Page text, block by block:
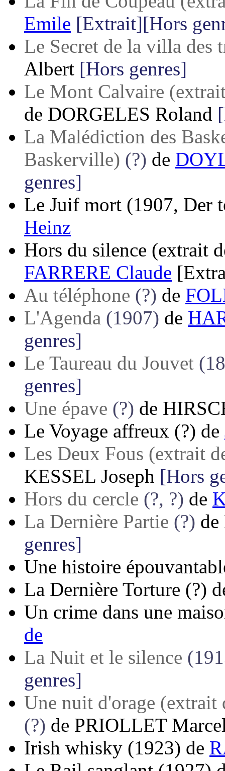
Emile [Extrait][Hors
Le Secret de la villa des
Albert [Hors genres]
Le Mont Calvaire
de DORGELES Roland
La Malédiction des
Baskerville) (?) de
genres]
Le Juif mort (1907, Der
Heinz
Hors du silence (extrait
FARRERE Claude
Au téléphone (?) de
L'Agenda (1907) de
genres]
Le Taureau du Jouvet
genres]
Une épave (?) de
Le Voyage affreux (?) de
Les Deux Fous (extrait
KESSEL Joseph [Hors
Hors du cercle (?, ?) de
La Dernière Partie (?) de
genres]
Une histoire
La Dernière Torture (?)
Un crime dans une
de
La Nuit et le silence
genres]
Une nuit d'orage (extrait
(?) de PRIOLLET
Irish whisky (1923) de